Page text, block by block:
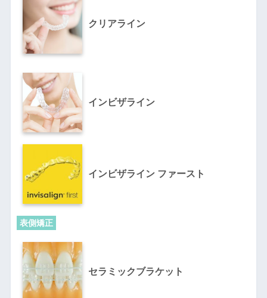
クリアライン
インビザライン
インビザライン ファースト
表側矯正
セラミックブラケット